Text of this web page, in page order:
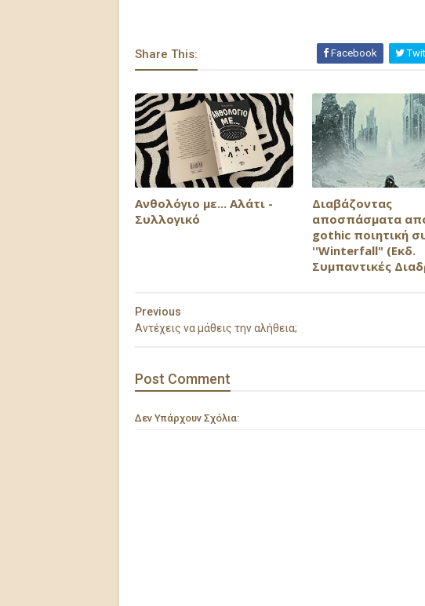
Share This: Facebook
Ανθολόγιο με... Αλάτι -
Συλλογικό
Διαβάζοντας
αποσπάσματα
gothic ποιητική
''Winterfall" (Εκδ.
Συμπαντικές
Previous
Αντέχεις να μάθεις την αλήθεια;
Post Comment
Δεν Υπάρχουν Σχόλια: